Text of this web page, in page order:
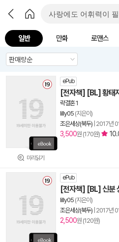
일반 만화 로맨스
미리읽기
ePub
[전자책] [BL] 황태
략결혼 1
lilly05 (지은이)
조은세상(북두) 2017년
3,500원 (170원)
ePub
[전자책] [BL] 신분
lilly05 (지은이)
조은세상(북두) 2017년
2,500원 (120원)